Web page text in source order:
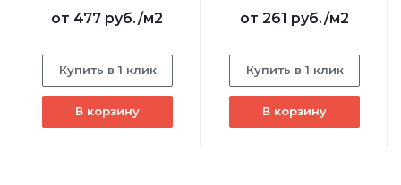
от 477 руб./м2
Купить в 1 клик
В корзину
от 261 руб./м2
Купить в 1 клик
В корзину